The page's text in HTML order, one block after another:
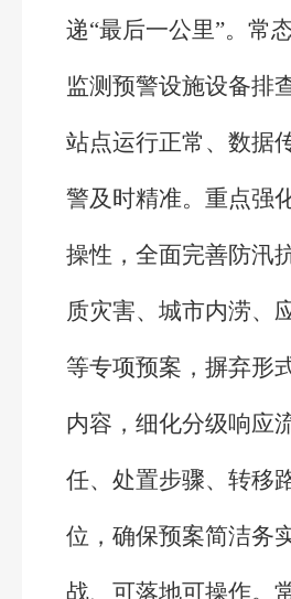
递“最后一公里”。常
监测预警设施设备排
站点运行正常、数据
警及时精准。重点强
操性，全面完善防汛
质灾害、城市内涝、
等专项预案，摒弃形
内容，细化分级响应
任、处置步骤、转移
位，确保预案简洁务
战、可落地可操作。